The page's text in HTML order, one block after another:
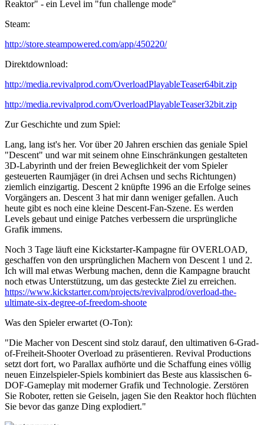
Reaktor" - ein Level im "fun challenge mode"
Steam:
http://store.steampowered.com/app/450220/
Direktdownload:
http://media.revivalprod.com/OverloadPlayableTeaser64bit.zip
http://media.revivalprod.com/OverloadPlayableTeaser32bit.zip
Zur Geschichte und zum Spiel:
Lang, lang ist's her. Vor über 20 Jahren erschien das geniale Spiel
"Descent" und war mit seinem ohne Einschränkungen gestalteten
3D-Labyrinth und der freien Beweglichkeit der vom Spieler
gesteuerten Raumjäger (in drei Achsen und sechs Richtungen)
ziemlich einzigartig. Descent 2 knüpfte 1996 an die Erfolge seines
Vorgängers an. Descent 3 hat mir dann weniger gefallen. Auch
heute gibt es noch eine kleine Descent-Fan-Szene. Es werden
Levels gebaut und einige Patches verbessern die ursprüngliche
Grafik immens.
Noch 3 Tage läuft eine Kickstarter-Kampagne für OVERLOAD,
geschaffen von den ursprünglichen Machern von Descent 1 und 2.
Ich will mal etwas Werbung machen, denn die Kampagne braucht
noch etwas Unterstützung, um das gesteckte Ziel zu erreichen.
https://www.kickstarter.com/projects/revivalprod/overload-the-
ultimate-six-degree-of-freedom-shoote
Was den Spieler erwartet (O-Ton):
"Die Macher von Descent sind stolz darauf, den ultimativen 6-Grad-
of-Freiheit-Shooter Overload zu präsentieren. Revival Productions
setzt dort fort, wo Parallax aufhörte und die Schaffung eines völlig
neuen Einzelspieler-Spiels kombiniert das Beste aus klassischen 6-
DOF-Gameplay mit moderner Grafik und Technologie. Zerstören
Sie Roboter, retten sie Geiseln, jagen Sie den Reaktor hoch flüchten
Sie bevor das ganze Ding explodiert."